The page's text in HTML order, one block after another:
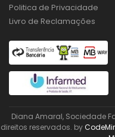
Politica de Privacidade
Livro de Reclamações
Diana Amaral, Sociedade
direitos reservados. by